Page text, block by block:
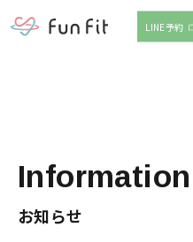
LINE予約
Information
お知らせ